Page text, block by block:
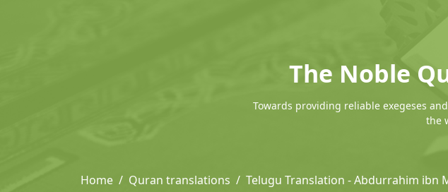
The Noble
Towards providing reliable exegeses
the
Home Quran translations Telugu Translation - Abdurrahim ibn